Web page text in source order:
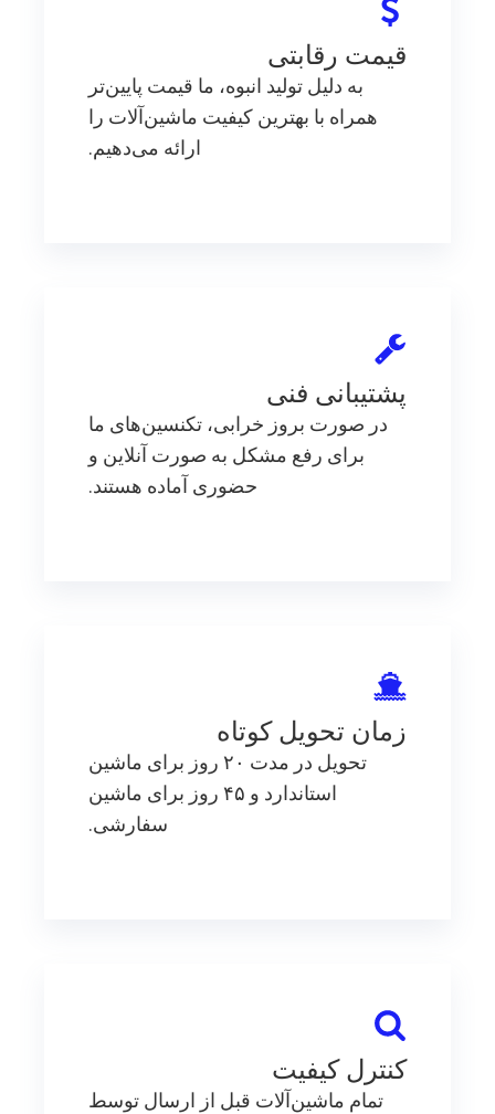
قیمت رقابتی
به دلیل تولید انبوه، ما قیمت پایین‌تر
همراه با بهترین کیفیت ماشین‌آلات را
ارائه می‌دهیم.
پشتیبانی فنی
در صورت بروز خرابی، تکنسین‌های ما
برای رفع مشکل به صورت آنلاین و
حضوری آماده هستند.
زمان تحویل کوتاه
تحویل در مدت ۲۰ روز برای ماشین
استاندارد و ۴۵ روز برای ماشین
سفارشی.
کنترل کیفیت
تمام ماشین‌آلات قبل از ارسال توسط